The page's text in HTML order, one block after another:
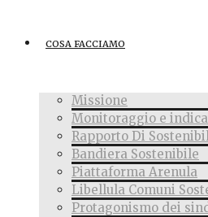
COSA FACCIAMO
Missione
Monitoraggio e
Rapporto Di
Bandiera Sostenibile
Piattaforma Arenula
Libellula Comuni
Protagonismo dei